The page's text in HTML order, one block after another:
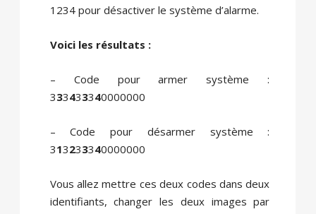
1234 pour désactiver le système d’alarme.
Voici les résultats :
– Code pour armer système :
333433340000000
– Code pour désarmer système :
313233340000000
Vous allez mettre ces deux codes dans deux
identifiants, changer les deux images par